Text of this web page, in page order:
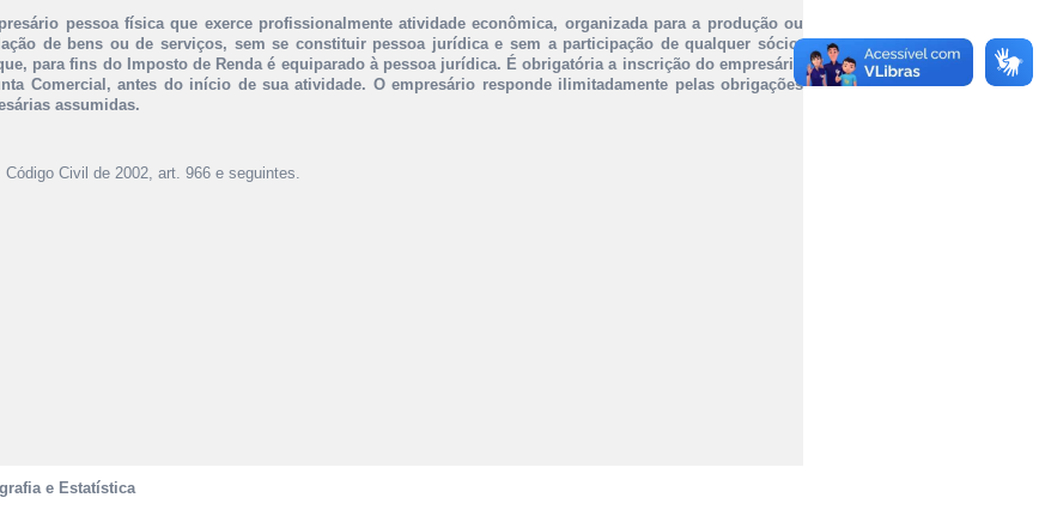
pessoa física que exerce profissionalmente atividade econômica, organizada para a produção ou
de bens ou de serviços, sem se constituir pessoa jurídica e sem a participação de qualquer sócio,
para fins do Imposto de Renda é equiparado à pessoa jurídica. É obrigatória a inscrição do empresário
Comercial, antes do início de sua atividade. O empresário responde ilimitadamente pelas obrigações
assumidas.
Código Civil de 2002, art. 966 e seguintes.
e Estatística